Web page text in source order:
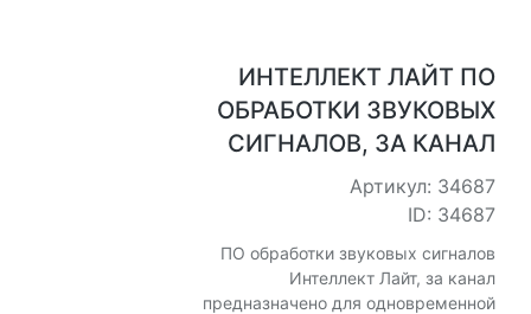
ИНТЕЛЛЕКТ ЛАЙТ ПО
ОБРАБОТКИ ЗВУКОВЫХ
СИГНАЛОВ, ЗА КАНАЛ
Артикул: 34687
ID: 34687
ПО обработки звуковых сигналов
Интеллект Лайт, за канал
предназначено для одновременной